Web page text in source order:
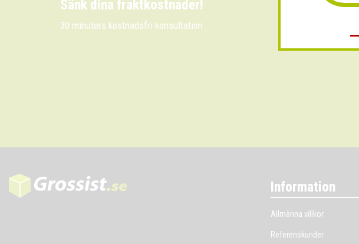
Sänk dina fraktkostnader!
30 minuters kostnadsfri konsultation
Information
Allmänna villkor
Referenskunder